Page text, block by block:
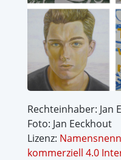
Rechteinhaber: Jan
Foto: Jan Eeckhout
Lizenz:
kommerziell 4.0